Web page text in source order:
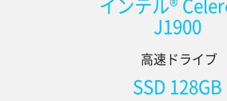
インテル®
J1900
高速ドライブ
SSD 128GB